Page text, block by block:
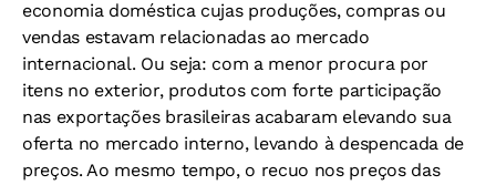
economia doméstica cujas produções, compras ou
vendas estavam relacionadas ao mercado
internacional. Ou seja: com a menor procura por
itens no exterior, produtos com forte participação
nas exportações brasileiras acabaram elevando sua
oferta no mercado interno, levando à despencada de
preços. Ao mesmo tempo, o recuo nos preços das